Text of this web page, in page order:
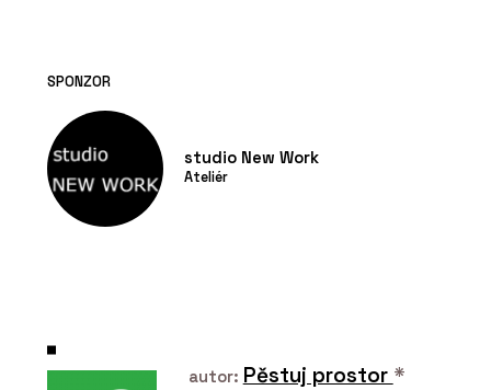
SPONZOR
studio New Work
Ateliér
autor: Pěstuj prostor *